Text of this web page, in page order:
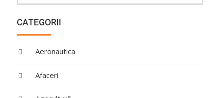
CATEGORII
Aeronautica
Afaceri